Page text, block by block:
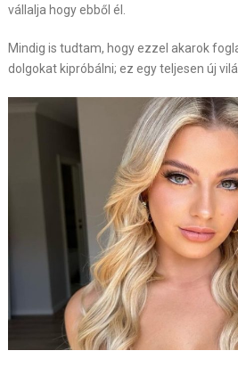
vállalja hogy ebből él.
Mindig is tudtam, hogy ezzel akarok
dolgokat kipróbálni; ez egy teljesen új